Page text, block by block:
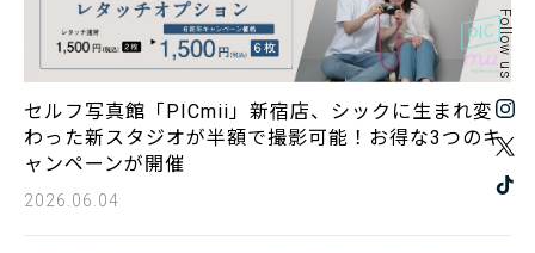
Follow us
セルフ写真館「PICmii」新宿店、シックに生まれ変
わった新スタジオが半額で撮影可能！お得な3つのキ
ャンペーンが開催
2026.06.04